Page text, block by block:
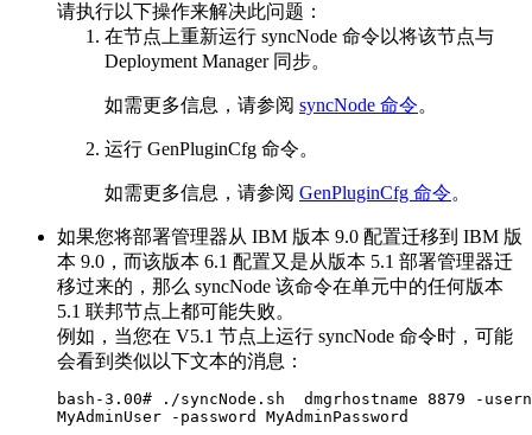
请执行以下操作来解决此问题：
在节点上重新运行 syncNode 命令以将该节点与
Deployment Manager 同步。
如需更多信息，请参阅 syncNode 命令。
运行 GenPluginCfg 命令。
如需更多信息，请参阅 GenPluginCfg 命令。
如果您将部署管理器从 IBM 版本 9.0 配置迁移到 IBM 版
本 9.0，而该版本 6.1 配置又是从版本 5.1 部署管理器迁
移过来的，那么 syncNode 该命令在单元中的任何版本
5.1 联邦节点上都可能失败。
例如，当您在 V5.1 节点上运行 syncNode 命令时，可能
会看到类似以下文本的消息：
bash-3.00# ./syncNode.sh  dmgrhostname 8879 -